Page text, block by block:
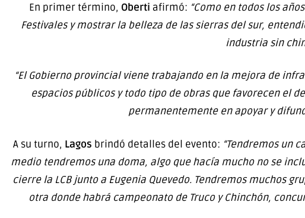
En primer término, Oberti afirmó: “Como en todos los
Festivales y mostrar la belleza de las sierras del sur,
industria sin
“El Gobierno provincial viene trabajando en la mejora de
espacios públicos y todo tipo de obras que favorecen el
permanentemente en apoyar y
A su turno, Lagos brindó detalles del evento: “Tendremos un
medio tendremos una doma, algo que hacía mucho no se
cierre la LCB junto a Eugenia Quevedo. Tendremos muchos
otra donde habrá campeonato de Truco y Chinchón,